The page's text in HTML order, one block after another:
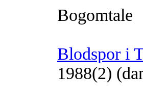
Bogomtale
Blodspor i
1988(2)